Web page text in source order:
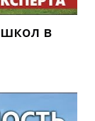
в